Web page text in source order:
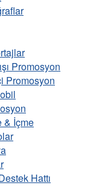
Promosyon
Promosyon
& İçme
Hattı